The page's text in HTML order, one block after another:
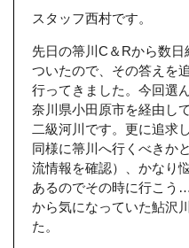
スタッフ西村です。
先日の箒川C＆Rから数
ついたので、その答えを
行ってきました。今回選
奈川県小田原市を経由し
二級河川です。更に追求
同様に箒川へ行くべきか
流情報を確認）、かなり
あるのでその時に行こう
から気になっていた鮎沢
た。